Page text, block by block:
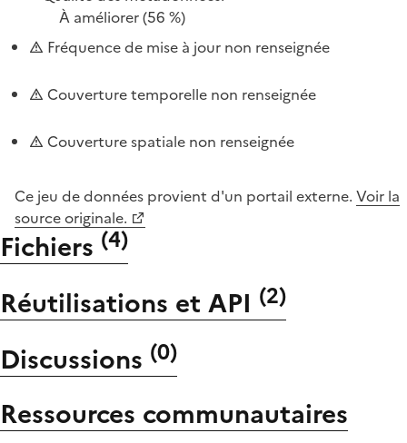
À améliorer(56 %)
Fréquence de mise à jour non renseignée
Couverture temporelle non renseignée
Couverture spatiale non renseignée
Ce jeu de données provient d'un portail externe. Voir la
source originale.
Fichiers (4)
Réutilisations et API (2)
Discussions (0)
Ressources communautaires